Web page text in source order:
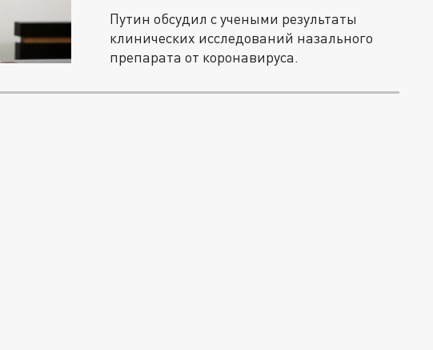
Путин обсудил с учеными результаты
клинических исследований назального
препарата от коронавируса.